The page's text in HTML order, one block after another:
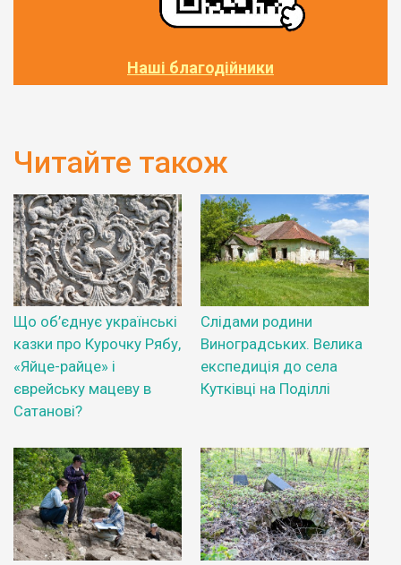
Наші благодійники
Читайте також
Що об’єднує українські
казки про Курочку Рябу,
«Яйце-райце» і
єврейську мацеву в
Сатанові?
Слідами родини
Виноградських. Велика
експедиція до села
Кутківці на Поділлі